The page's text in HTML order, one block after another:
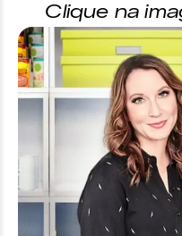
Clique na